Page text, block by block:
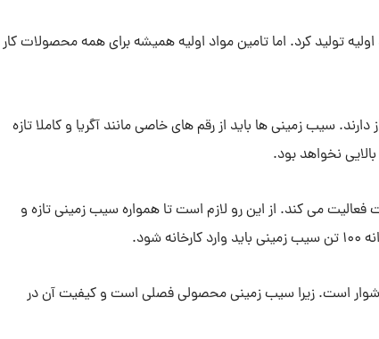
تولید کرد. اما تامین مواد اولیه همیشه برای همه محصولات کار
سیب زمینی ها باید از رقم های خاصی مانند آگریا و کاملا تازه
نخواهد بود.
تولیدی دارد که به صورت روزانه در 24 ساعت فعالیت می کند. از این رو لازم است تا همواره سیب زمینی تازه و
است. زیرا سیب زمینی محصولی فصلی است و کیفیت آن در